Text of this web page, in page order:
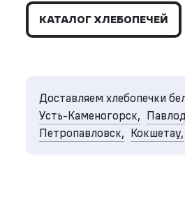
КАТАЛОГ ХЛЕБОПЕЧЕЙ
Доставляем хлебопечки
Усть-Каменогорск,
Петропавловск, Кокшетау,